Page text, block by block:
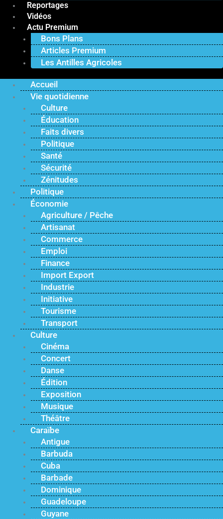
Reportages
Vidéos
Actu Premium
Bons Plans
Articles Premium
Les Antilles Agricoles
Accueil
Vie quotidienne
Culture
Éducation
Faits divers
Politique
Santé
Sécurité
Zénitudes
Politique
Économie
Agriculture / Pêche
Artisanat
Commerce
Emploi
Finance
Import Export
Industrie
Initiative
Tourisme
Transport
Culture
Cinéma
Concert
Danse
Édition
Exposition
Musique
Théâtre
Caraïbe
Antigue
Barbuda
Cuba
Barbade
Dominique
Guadeloupe
Guyane